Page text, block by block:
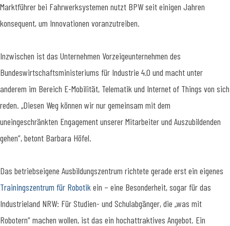
Marktführer bei Fahrwerksystemen nutzt BPW seit einigen Jahren
konsequent, um Innovationen voranzutreiben.
Inzwischen ist das Unternehmen Vorzeigeunternehmen des
Bundeswirtschaftsministeriums für Industrie 4.0 und macht unter
anderem im Bereich E-Mobilität, Telematik und Internet of Things von sich
reden. „Diesen Weg können wir nur gemeinsam mit dem
uneingeschränkten Engagement unserer Mitarbeiter und Auszubildenden
gehen“, betont Barbara Höfel.
Das betriebseigene Ausbildungszentrum richtete gerade erst ein eigenes
Trainingszentrum für Robotik ein – eine Besonderheit, sogar für das
Industrieland NRW: Für Studien- und Schulabgänger, die „was mit
Robotern“ machen wollen, ist das ein hochattraktives Angebot. Ein